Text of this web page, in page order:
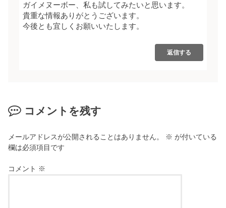
ガイメヌーボー、私も試してみたいと思います。
貴重な情報ありがとうございます。
今後とも宜しくお願いいたします。
返信する
コメントを残す
メールアドレスが公開されることはありません。 ※ が付いている
欄は必須項目です
コメント ※